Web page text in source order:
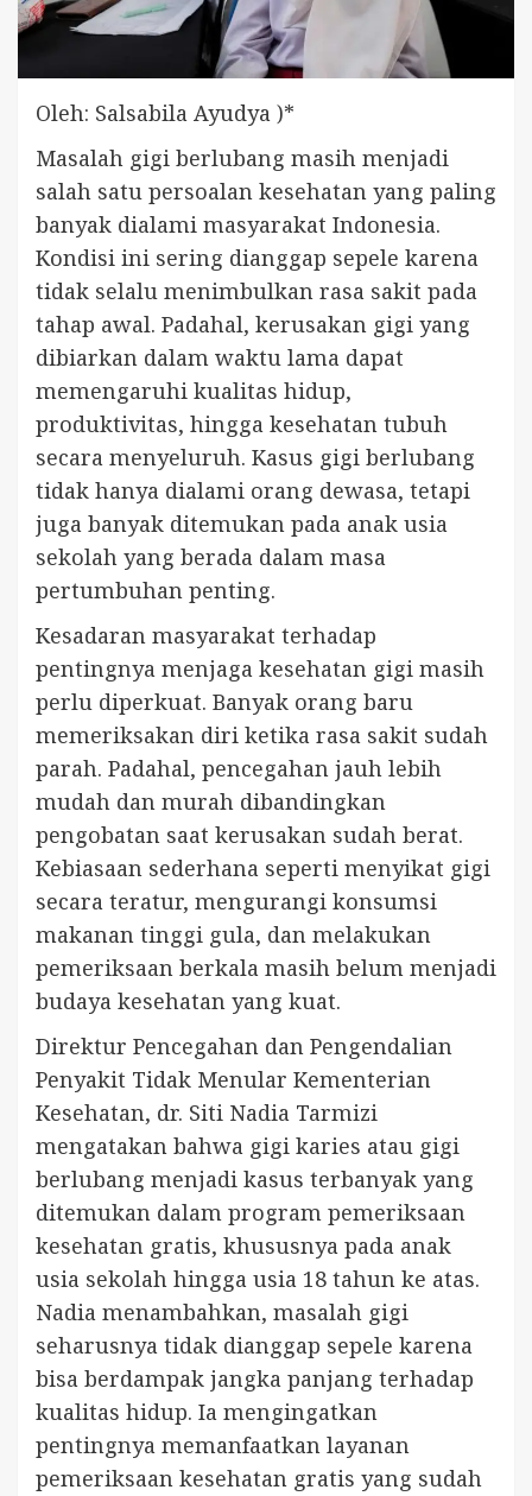
Oleh: Salsabila Ayudya )*
Masalah gigi berlubang masih menjadi
salah satu persoalan kesehatan yang paling
banyak dialami masyarakat Indonesia.
Kondisi ini sering dianggap sepele karena
tidak selalu menimbulkan rasa sakit pada
tahap awal. Padahal, kerusakan gigi yang
dibiarkan dalam waktu lama dapat
memengaruhi kualitas hidup,
produktivitas, hingga kesehatan tubuh
secara menyeluruh. Kasus gigi berlubang
tidak hanya dialami orang dewasa, tetapi
juga banyak ditemukan pada anak usia
sekolah yang berada dalam masa
pertumbuhan penting.
Kesadaran masyarakat terhadap
pentingnya menjaga kesehatan gigi masih
perlu diperkuat. Banyak orang baru
memeriksakan diri ketika rasa sakit sudah
parah. Padahal, pencegahan jauh lebih
mudah dan murah dibandingkan
pengobatan saat kerusakan sudah berat.
Kebiasaan sederhana seperti menyikat gigi
secara teratur, mengurangi konsumsi
makanan tinggi gula, dan melakukan
pemeriksaan berkala masih belum menjadi
budaya kesehatan yang kuat.
Direktur Pencegahan dan Pengendalian
Penyakit Tidak Menular Kementerian
Kesehatan, dr. Siti Nadia Tarmizi
mengatakan bahwa gigi karies atau gigi
berlubang menjadi kasus terbanyak yang
ditemukan dalam program pemeriksaan
kesehatan gratis, khususnya pada anak
usia sekolah hingga usia 18 tahun ke atas.
Nadia menambahkan, masalah gigi
seharusnya tidak dianggap sepele karena
bisa berdampak jangka panjang terhadap
kualitas hidup. Ia mengingatkan
pentingnya memanfaatkan layanan
pemeriksaan kesehatan gratis yang sudah